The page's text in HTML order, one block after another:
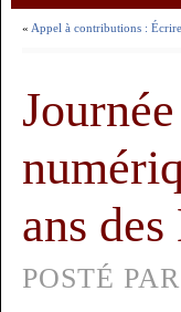
« Appel à contributions :
ans
POSTÉ